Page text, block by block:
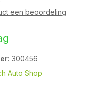
een beoordeling
300456
Auto Shop